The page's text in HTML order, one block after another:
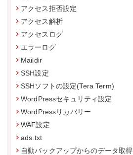
アクセス拒否設定
アクセス解析
アクセスログ
エラーログ
Maildir
SSH設定
SSHソフトの設定(Tera Term)
WordPressセキュリティ設定
WordPressリカバリー
WAF設定
ads.txt
自動バックアップからのデータ取得